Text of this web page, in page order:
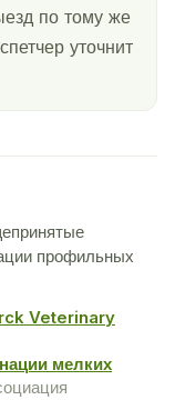
по тому же
уточнит
профильных
Veterinary
мелких